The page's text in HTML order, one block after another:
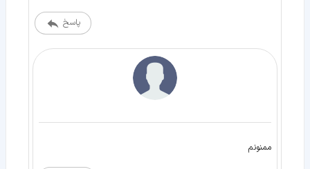
پاسخ
ممنونم